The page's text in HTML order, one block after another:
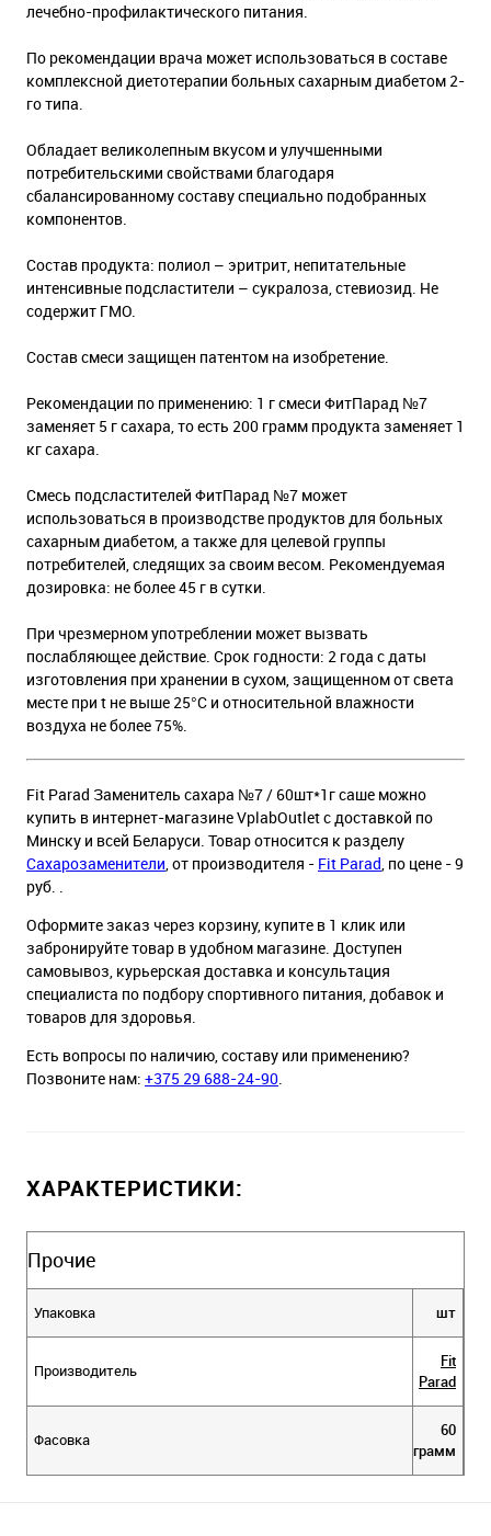
лечебно-профилактического питания.
По рекомендации врача может использоваться в составе
комплексной диетотерапии больных сахарным диабетом 2-
го типа.
Обладает великолепным вкусом и улучшенными
потребительскими свойствами благодаря
сбалансированному составу специально подобранных
компонентов.
Состав продукта: полиол – эритрит, непитательные
интенсивные подсластители – сукралоза, стевиозид. Не
содержит ГМО.
Состав смеси защищен патентом на изобретение.
Рекомендации по применению: 1 г смеси ФитПарад №7
заменяет 5 г сахара, то есть 200 грамм продукта заменяет 1
кг сахара.
Смесь подсластителей ФитПарад №7 может
использоваться в производстве продуктов для больных
сахарным диабетом, а также для целевой группы
потребителей, следящих за своим весом. Рекомендуемая
дозировка: не более 45 г в сутки.
При чрезмерном употреблении может вызвать
послабляющее действие. Срок годности: 2 года с даты
изготовления при хранении в сухом, защищенном от света
месте при t не выше 25°С и относительной влажности
воздуха не более 75%.
Fit Parad Заменитель сахара №7 / 60шт*1г саше можно
купить в интернет-магазине VplabOutlet с доставкой по
Минску и всей Беларуси. Товар относится к разделу
Сахарозаменители, от производителя - Fit Parad, по цене - 9
руб. .
Оформите заказ через корзину, купите в 1 клик или
забронируйте товар в удобном магазине. Доступен
самовывоз, курьерская доставка и консультация
специалиста по подбору спортивного питания, добавок и
товаров для здоровья.
Есть вопросы по наличию, составу или применению?
Позвоните нам: +375 29 688-24-90.
ХАРАКТЕРИСТИКИ:
Прочие
Упаковка шт
Производитель
Fit
Parad
Фасовка
60
грамм